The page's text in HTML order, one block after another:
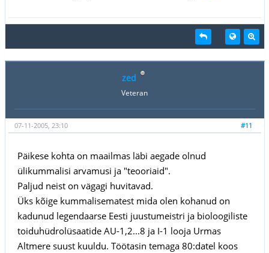
zed
Veteran
#11
07-11-2005, 23:10
Päikese kohta on maailmas läbi aegade olnud
ülikummalisi arvamusi ja "teooriaid".
Paljud neist on vägagi huvitavad.
Üks kõige kummalisematest mida olen kohanud on
kadunud legendaarse Eesti juustumeistri ja bioloogiliste
toiduhüdrolüsaatide AU-1,2...8 ja I-1 looja Urmas
Altmere suust kuuldu. Töötasin temaga 80:datel koos